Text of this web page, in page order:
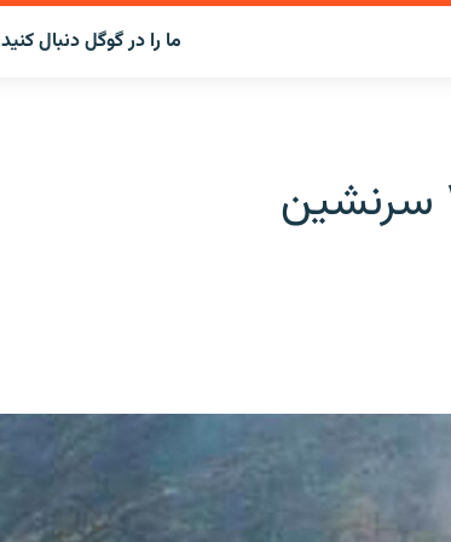
ما را در گوگل دنبال کنید
هواپیمای پاکستانی با بیش از ۴۰ سرنشین